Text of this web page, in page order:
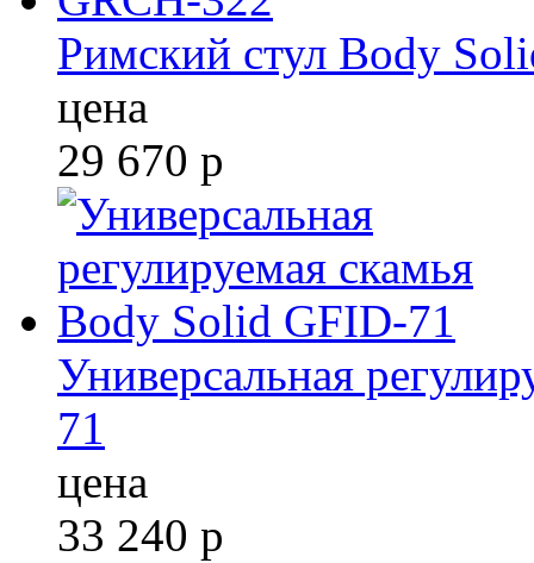
Римский стул Body
цена
29 670 р
Универсальная
71
цена
33 240 р